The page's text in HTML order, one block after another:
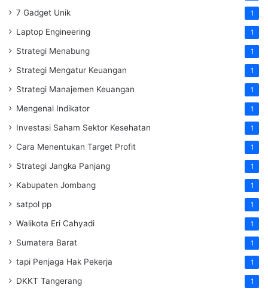
7 Gadget Unik 1
Laptop Engineering 1
Strategi Menabung 1
Strategi Mengatur Keuangan 1
Strategi Manajemen Keuangan 1
Mengenal Indikator 1
Investasi Saham Sektor Kesehatan 1
Cara Menentukan Target Profit 1
Strategi Jangka Panjang 1
Kabupaten Jombang 1
satpol pp 1
Walikota Eri Cahyadi 1
Sumatera Barat 1
tapi Penjaga Hak Pekerja 1
DKKT Tangerang 1